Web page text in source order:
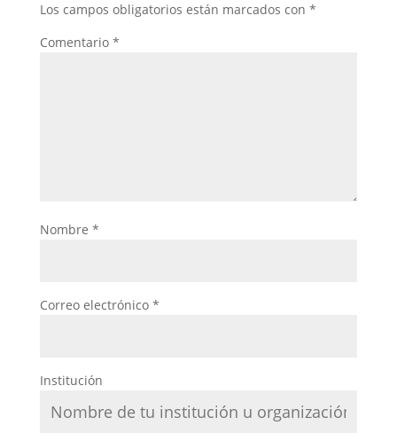
Los campos obligatorios están marcados con *
Comentario *
Nombre *
Correo electrónico *
Institución